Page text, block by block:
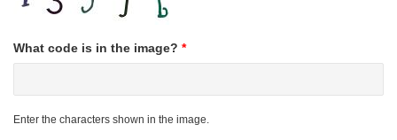
What code is in the image? *
Enter the characters shown in the image.